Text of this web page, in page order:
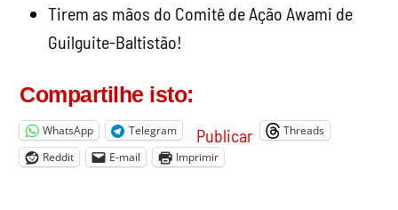
Tirem as mãos do Comitê de Ação Awami de
Guilguite-Baltistão!
Compartilhe isto:
WhatsApp Telegram Publicar
Threads
Reddit
E-mail Imprimir